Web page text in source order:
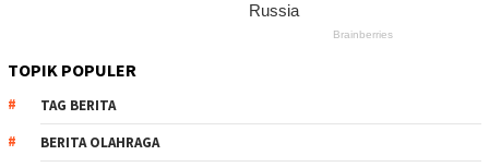
TOPIK POPULER
TAG BERITA
BERITA OLAHRAGA